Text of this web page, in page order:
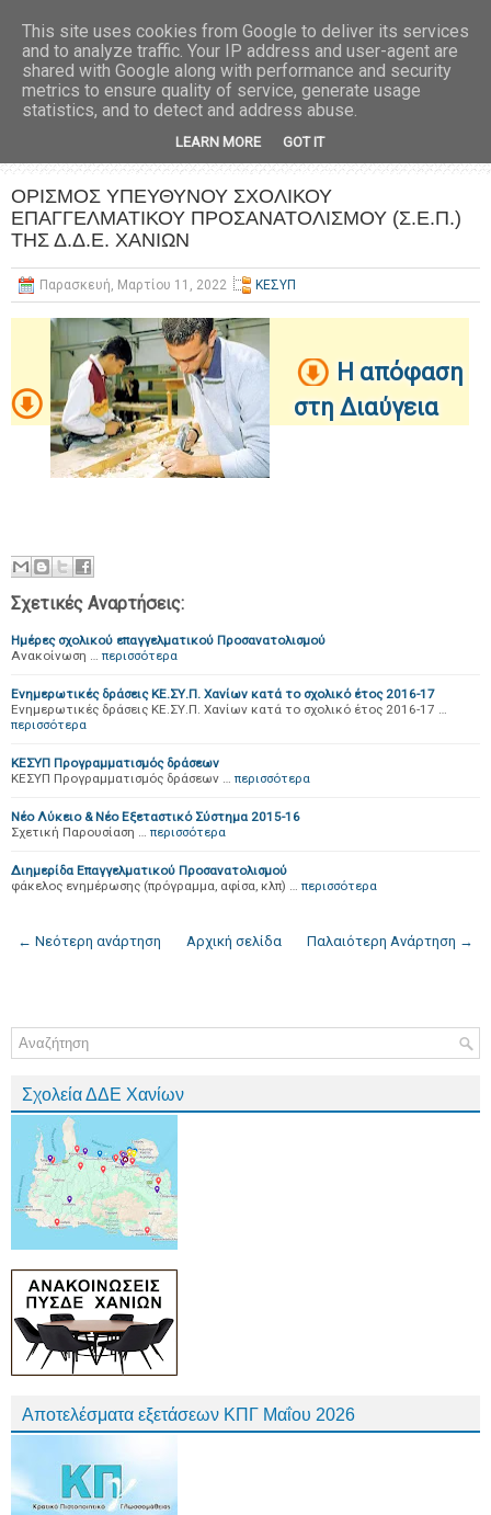
ΟΡΙΣΜΟΣ ΥΠΕΥΘΥΝΟΥ ΣΧΟΛΙΚΟΥ
ΕΠΑΓΓΕΛΜΑΤΙΚΟΥ ΠΡΟΣΑΝΑΤΟΛΙΣΜΟΥ (Σ.Ε.Π.)
ΤΗΣ Δ.Δ.Ε. ΧΑΝΙΩΝ
Παρασκευή, Μαρτίου 11, 2022 ΚΕΣΥΠ
Η απόφαση
στη Διαύγεια
Σχετικές Αναρτήσεις:
Ημέρες σχολικού επαγγελματικού Προσανατολισμού
Ανακοίνωση … περισσότερα
Ενημερωτικές δράσεις ΚΕ.ΣΥ.Π. Χανίων κατά το σχολικό έτος 2016-17
Ενημερωτικές δράσεις ΚΕ.ΣΥ.Π. Χανίων κατά το σχολικό έτος 2016-17 …
περισσότερα
ΚΕΣΥΠ Προγραμματισμός δράσεων
ΚΕΣΥΠ Προγραμματισμός δράσεων … περισσότερα
Νέο Λύκειο & Νέο Εξεταστικό Σύστημα 2015-16
Σχετική Παρουσίαση … περισσότερα
Διημερίδα Επαγγελματικού Προσανατολισμού
φάκελος ενημέρωσης (πρόγραμμα, αφίσα, κλπ) … περισσότερα
← Νεότερη ανάρτηση Παλαιότερη Ανάρτηση →
Αρχική σελίδα
Σχολεία ΔΔΕ Χανίων
Αποτελέσματα εξετάσεων ΚΠΓ Μαΐου 2026
This site uses cookies from Google to deliver its services
and to analyze traffic. Your IP address and user-agent are
shared with Google along with performance and security
metrics to ensure quality of service, generate usage
statistics, and to detect and address abuse.
LEARN MORE GOT IT